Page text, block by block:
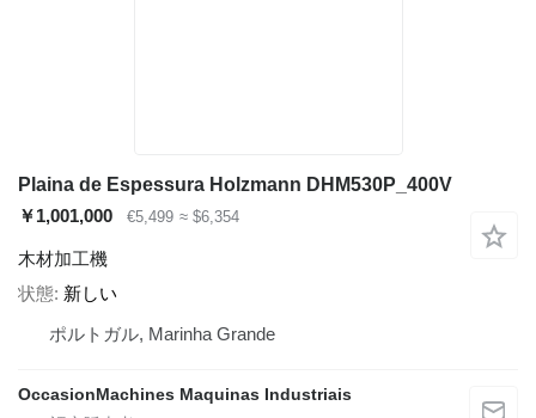
Plaina de Espessura Holzmann DHM530P_400V
￥1,001,000
€5,499 ≈ $6,354
木材加工機
状態 新しい
ポルトガル, Marinha Grande
OccasionMachines Maquinas Industriais